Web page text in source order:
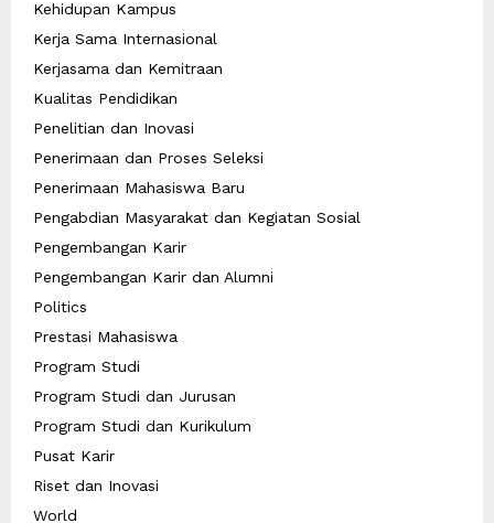
Kehidupan Kampus
Kerja Sama Internasional
Kerjasama dan Kemitraan
Kualitas Pendidikan
Penelitian dan Inovasi
Penerimaan dan Proses Seleksi
Penerimaan Mahasiswa Baru
Pengabdian Masyarakat dan Kegiatan Sosial
Pengembangan Karir
Pengembangan Karir dan Alumni
Politics
Prestasi Mahasiswa
Program Studi
Program Studi dan Jurusan
Program Studi dan Kurikulum
Pusat Karir
Riset dan Inovasi
World